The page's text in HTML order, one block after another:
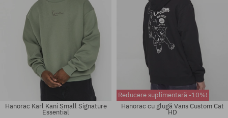
Hanorac Karl Kani Small Signature
Essential
Reducere suplimentară -10%!
Hanorac cu glugă Vans Custom Cat
HD